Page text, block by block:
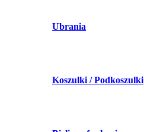
Ubrania
Koszulki / Podkoszulki